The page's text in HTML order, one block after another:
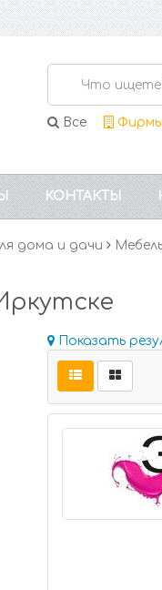
Все Фирмы
КОНТАКТЫ
дома и дачи
Показать